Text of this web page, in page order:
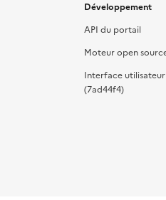
Développement
API du portail
Moteur open
Interface
(7ad44f4)